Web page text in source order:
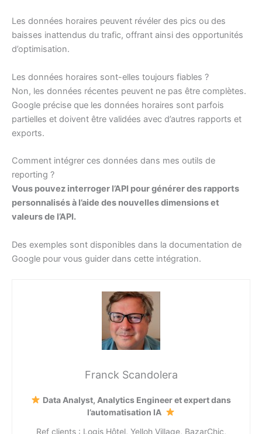
Les données horaires peuvent révéler des pics ou des
baisses inattendus du trafic, offrant ainsi des opportunités
d’optimisation.
Les données horaires sont-elles toujours fiables ?
Non, les données récentes peuvent ne pas être complètes.
Google précise que les données horaires sont parfois
partielles et doivent être validées avec d’autres rapports et
exports.
Comment intégrer ces données dans mes outils de
reporting ?
Vous pouvez interroger l’API pour générer des rapports
personnalisés à l’aide des nouvelles dimensions et
valeurs de l’API.
Des exemples sont disponibles dans la documentation de
Google pour vous guider dans cette intégration.
Franck Scandolera
Data Analyst, Analytics Engineer et expert dans
l’automatisation IA
Ref clients : Logis Hôtel, Yelloh Village, BazarChic,